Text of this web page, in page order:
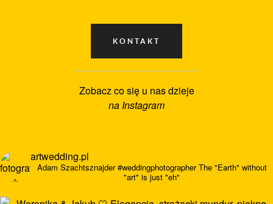
Zobacz co się u nas dzieje
na Instagram
artwedding.pl
Adam Szachtsznajder#weddingphotographerThe "Earth" without
"art" is just "eh"